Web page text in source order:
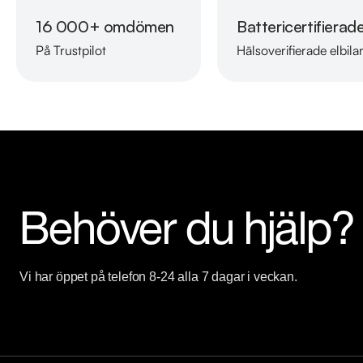
Välkommen till Riddermark Bil AB - Sveriges största
och vi erbjuder hemleverans i hela Sverige 7 dagar i veckan.
Besökstider i butik:
Måndag - Fredag 09:00 - 19:00
Välkomna!
16 000+ omdömen
På Trustpilot Hälsoverifierade elbilar
Behöver du hjälp?
Vi har öppet på telefon 8-24 alla 7 dagar i veckan.